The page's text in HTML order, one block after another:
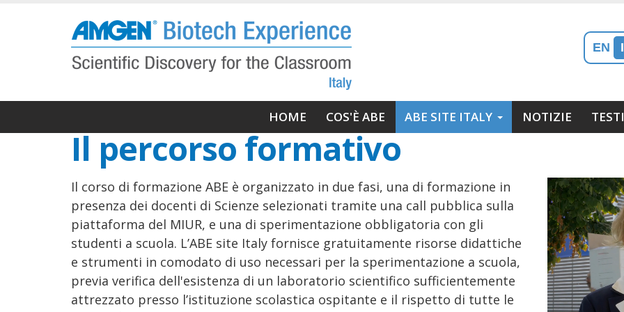
EN
Navigazione
principale
HOME COS'È ABE ABE SITE ITALY NOTIZIE
Il percorso formativo
Il corso di formazione ABE è organizzato in due fasi, una di formazione in
presenza dei docenti di Scienze selezionati tramite una call pubblica sulla
piattaforma del MIUR, e una di sperimentazione obbligatoria con gli
studenti a scuola. L’ABE site Italy fornisce gratuitamente risorse didattiche
e strumenti in comodato di uso necessari per la sperimentazione a scuola,
previa verifica dell'esistenza di un laboratorio scientifico sufficientemente
attrezzato presso l’istituzione scolastica ospitante e il rispetto di tutte le